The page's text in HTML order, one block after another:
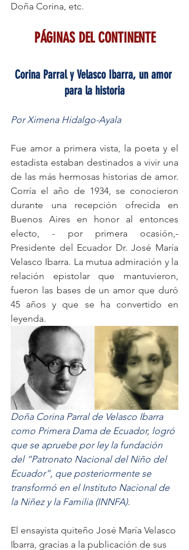
Doña Corina, etc.
PÁGINAS DEL CONTINENTE
Corina Parral y Velasco Ibarra, un amor
para la historia
Por Ximena Hidalgo-Ayala
Fue amor a primera vista, la poeta y el
estadista estaban destinados a vivir una
de las más hermosas historias de amor.
Corría el año de 1934, se conocieron
durante una recepción ofrecida en
Buenos Aires en honor al entonces
electo, - por primera ocasión,-
Presidente del Ecuador Dr. José María
Velasco Ibarra. La mutua admiración y la
relación epistolar que mantuvieron,
fueron las bases de un amor que duró
45 años y que se ha convertido en
leyenda.
Doña Corina Parral de Velasco Ibarra
como Primera Dama de Ecuador, logró
que se apruebe por ley la fundación
del “Patronato Nacional del Niño del
Ecuador”, que posteriormente se
transformó en el Instituto Nacional de
la Niñez y la Familia (INNFA).
El ensayista quiteño José María Velasco
Ibarra, gracias a la publicación de sus